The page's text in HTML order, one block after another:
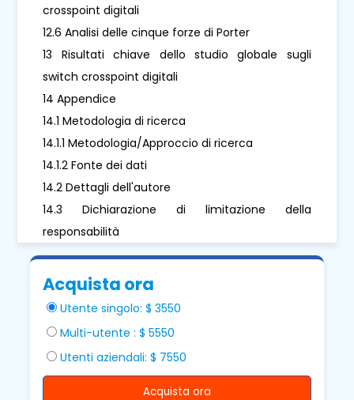
crosspoint digitali
12.6 Analisi delle cinque forze di Porter
13 Risultati chiave dello studio globale sugli
switch crosspoint digitali
14 Appendice
14.1 Metodologia di ricerca
14.1.1 Metodologia/Approccio di ricerca
14.1.2 Fonte dei dati
14.2 Dettagli dell'autore
14.3 Dichiarazione di limitazione della
responsabilità
Acquista ora
Utente singolo: $ 3550
Multi-utente : $ 5550
Utenti aziendali: $ 7550
Acquista ora